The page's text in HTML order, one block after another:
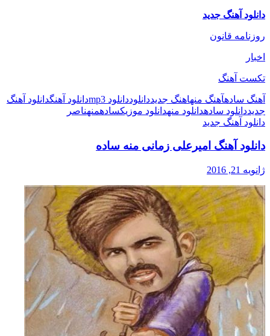
دانلود آهنگ جدید
روزنامه قانون
اخبار
تکست آهنگ
آهنگ سادهآهنگ منهاهنگ جدیددانلوددانلود mp3 دانلود آهنگدانلود آهنگ
جدیددانلود سادهدانلود منهدانلود موزیکسادهمنهناصر
دانلود آهنگ جدید
دانلود آهنگ امیرعلی زمانی منه ساده
ژانویه 21, 2016